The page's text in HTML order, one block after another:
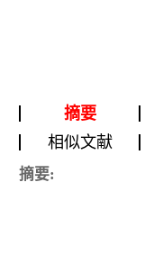
摘要
相似文献
摘要: